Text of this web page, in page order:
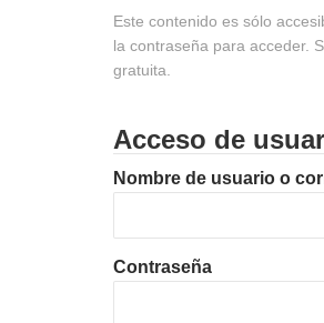
Este contenido es sólo
la contraseña para acceder.
gratuita.
Acceso de
Nombre de usuario o
Contraseña